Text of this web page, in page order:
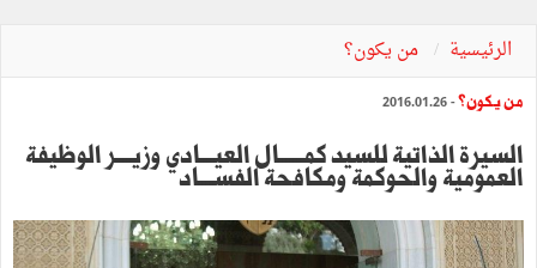
الرئيسية من يكون؟
من يكون؟- 2016.01.26
السيرة الذاتية للسيد كمـــــــال العيــــادي وزيــــر الوظيفة
العمومية والحوكمة ومكافحة الفســــاد